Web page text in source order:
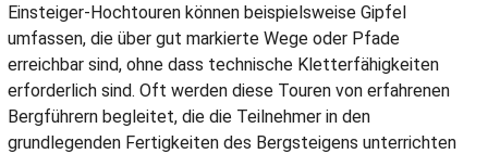
Einsteiger-Hochtouren können beispielsweise Gipfel
umfassen, die über gut markierte Wege oder Pfade
erreichbar sind, ohne dass technische Kletterfähigkeiten
erforderlich sind. Oft werden diese Touren von erfahrenen
Bergführern begleitet, die die Teilnehmer in den
grundlegenden Fertigkeiten des Bergsteigens unterrichten